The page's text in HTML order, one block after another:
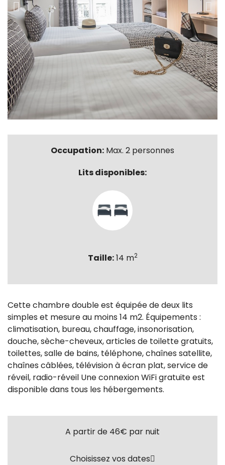
Occupation: Max. 2 personnes
Lits disponibles:
Taille:14 m2
Cette chambre double est équipée de deux lits
simples et mesure au moins 14 m2. Équipements :
climatisation, bureau, chauffage, insonorisation,
douche, sèche-cheveux, articles de toilette gratuits,
toilettes, salle de bains, téléphone, chaînes satellite,
chaînes câblées, télévision à écran plat, service de
réveil, radio-réveil Une connexion WiFi gratuite est
disponible dans tous les hébergements.
A partir de 46€ par nuit
Choisissez vos dates